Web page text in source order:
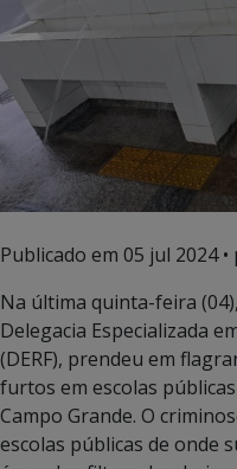
Publicado em 05 jul 2024•
Na última quinta-feira
Delegacia Especializada
(DERF), prendeu em
furtos em escolas
Campo Grande. O
escolas públicas de onde